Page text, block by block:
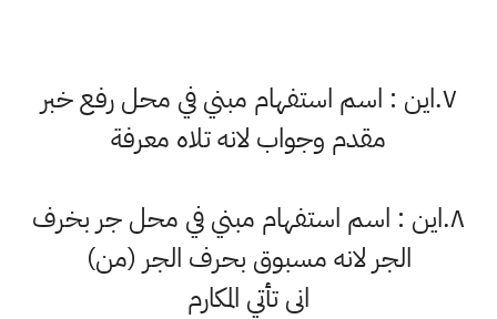
٧.اين : اسم استفهام مبني في محل رفع خبر
مقدم وجواب لانه تلاه معرفة
٨.اين : اسم استفهام مبني في محل جر بخرف
الجر لانه مسبوق بحرف الجر (من)
انى تأتي المكارم